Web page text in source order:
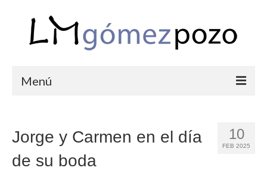
Menú
BODAS
COMUNIONES
10
FEB 2025
Jorge y Carmen en el día
de su boda